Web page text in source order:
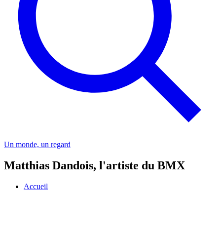
Un monde, un regard
Matthias Dandois, l'artiste du BMX
Accueil